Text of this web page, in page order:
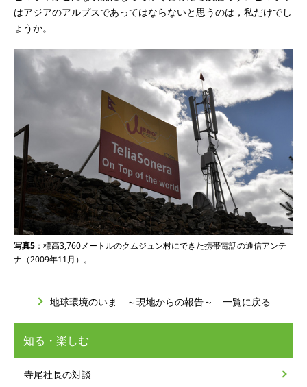
はアジアのアルプスであってはならないと思うのは，私だけでし
ょうか。
写真5 ：標高3,760メートルのクムジュン村にできた携帯電話の通信アンテ
ナ（2009年11月）。
地球環境のいま ～現地からの報告～ 一覧に戻る
知る・楽しむ
寺尾社長の対談